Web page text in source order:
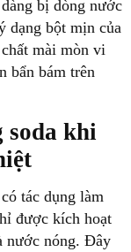
bị dòng nước
dạng bột mịn của
mài mòn vi
bẩn bám trên
soda khi
tác dụng làm
được kích hoạt
nước nóng. Đây